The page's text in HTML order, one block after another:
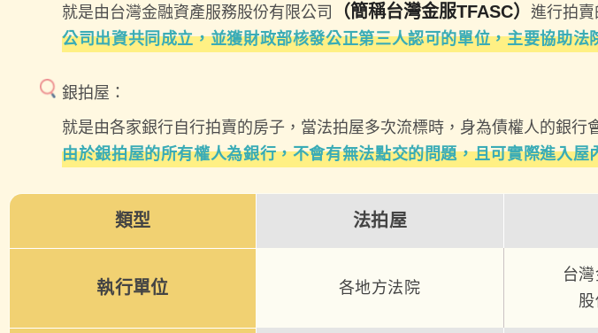
就是由台灣金融資產服務股份有限公司
（簡稱台灣金服TFASC） 進行拍
公司出資共同成立，並獲財政部核發公正第三人認可的單位，主要協助法
銀拍屋：
就是由各家銀行自行拍賣的房子，當法拍屋多次流標時，身為債權人的銀行
由於銀拍屋的所有權人為銀行，不會有無法點交的問題，且可實際進入屋
類型 法拍屋
執行單位 各地方法院
台